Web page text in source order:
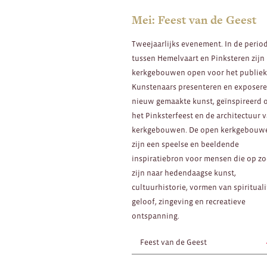
Mei: Feest van de Geest
Tweejaarlijks evenement. In de
tussen Hemelvaart en Pinksteren zijn
kerkgebouwen open voor het
Kunstenaars presenteren en
nieuw gemaakte kunst, geïnspireerd
het Pinksterfeest en de architectuur
kerkgebouwen. De open
zijn een speelse en beeldende
inspiratiebron voor mensen die op
zijn naar hedendaagse kunst,
cultuurhistorie, vormen van
geloof, zingeving en recreatieve
ontspanning.
Feest van de Geest